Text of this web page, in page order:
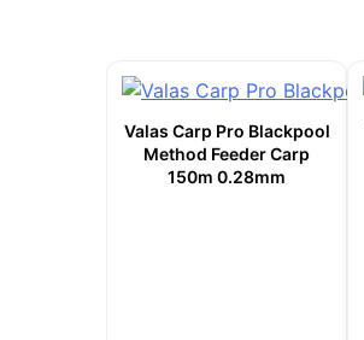
Valas Carp Pro Blackpool
Method Feeder Carp
150m 0.28mm